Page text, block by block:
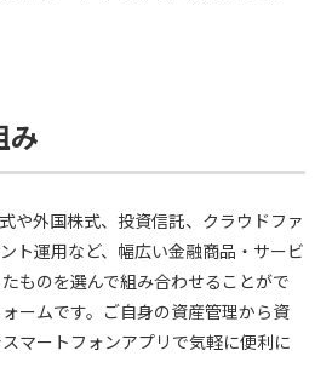
み
や外国株式、投資信託、クラウドファ
ト運用など、幅広い金融商品・サービ
ものを選んで組み合わせることがで
ームです。ご自身の資産管理から資
マートフォンアプリで気軽に便利に